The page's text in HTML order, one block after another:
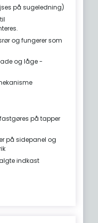
på sugeledning)
og fungerer som
og låge -
på tapper
på sidepanel og
indkast